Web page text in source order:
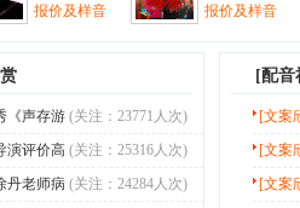
报价及样音
报价及样音
《声存游 (关注：23771人次)
演评价高 (关注：25316人次)
丹老师病 (关注：24284人次)
[配音
[文案
[文案
[文案